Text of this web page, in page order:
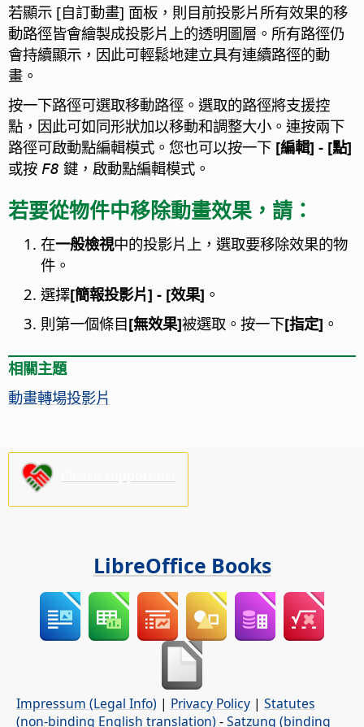
若顯示 [自訂動畫] 面板，則目前投影片所有效果的移
動路徑皆會繪製成投影片上的透明圖層。所有路徑仍
會持續顯示，因此可輕鬆地建立具有連續路徑的動
畫。
按一下路徑可選取移動路徑。選取的路徑將支援控
點，因此可如同形狀加以移動和調整大小。連按兩下
路徑可啟動點編輯模式。您也可以按一下 [編輯] - [點]
或按 F8 鍵，啟動點編輯模式。
若要從物件中移除動畫效果，請：
在一般檢視中的投影片上，選取要移除效果的物
件。
選擇[簡報投影片] - [效果] 。
則第一個條目[無效果]被選取。按一下[指定] 。
相關主題
動畫轉場投影片
LibreOffice Books
Impressum (Legal Info) | Privacy Policy | Statutes
(non-binding English translation) -Satzung (binding